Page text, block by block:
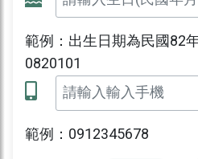
範例：出生日期為民國82
0820101
範例：0912345678